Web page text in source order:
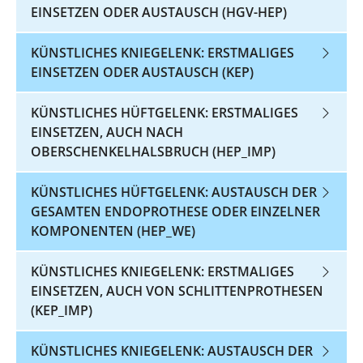
EINSETZEN ODER AUSTAUSCH (HGV-HEP)
KÜNSTLICHES KNIEGELENK: ERSTMALIGES
EINSETZEN ODER AUSTAUSCH (KEP)
KÜNSTLICHES HÜFTGELENK: ERSTMALIGES
EINSETZEN, AUCH NACH
OBERSCHENKELHALSBRUCH (HEP_IMP)
KÜNSTLICHES HÜFTGELENK: AUSTAUSCH DER
GESAMTEN ENDOPROTHESE ODER EINZELNER
KOMPONENTEN (HEP_WE)
KÜNSTLICHES KNIEGELENK: ERSTMALIGES
EINSETZEN, AUCH VON SCHLITTENPROTHESEN
(KEP_IMP)
KÜNSTLICHES KNIEGELENK: AUSTAUSCH DER